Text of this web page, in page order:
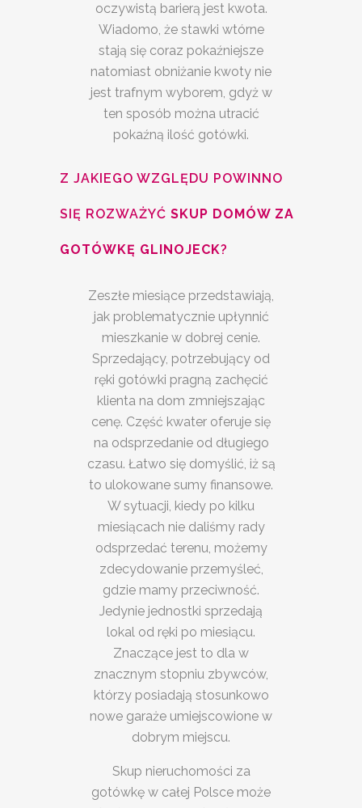
oczywistą barierą jest kwota.
Wiadomo, że stawki wtórne
stają się coraz pokaźniejsze
natomiast obniżanie kwoty nie
jest trafnym wyborem, gdyż w
ten sposób można utracić
pokaźną ilość gotówki.
Z JAKIEGO WZGLĘDU POWINNO
SIĘ ROZWAŻYĆ SKUP DOMÓW ZA
GOTÓWKĘ GLINOJECK?
Zeszłe miesiące przedstawiają,
jak problematycznie upłynnić
mieszkanie w dobrej cenie.
Sprzedający, potrzebujący od
ręki gotówki pragną zachęcić
klienta na dom zmniejszając
cenę. Część kwater oferuje się
na odsprzedanie od długiego
czasu. Łatwo się domyślić, iż są
to ulokowane sumy finansowe.
W sytuacji, kiedy po kilku
miesiącach nie daliśmy rady
odsprzedać terenu, możemy
zdecydowanie przemyśleć,
gdzie mamy przeciwność.
Jedynie jednostki sprzedają
lokal od ręki po miesiącu.
Znaczące jest to dla w
znacznym stopniu zbywców,
którzy posiadają stosunkowo
nowe garaże umiejscowione w
dobrym miejscu.
Skup nieruchomości za
gotówkę w całej Polsce może